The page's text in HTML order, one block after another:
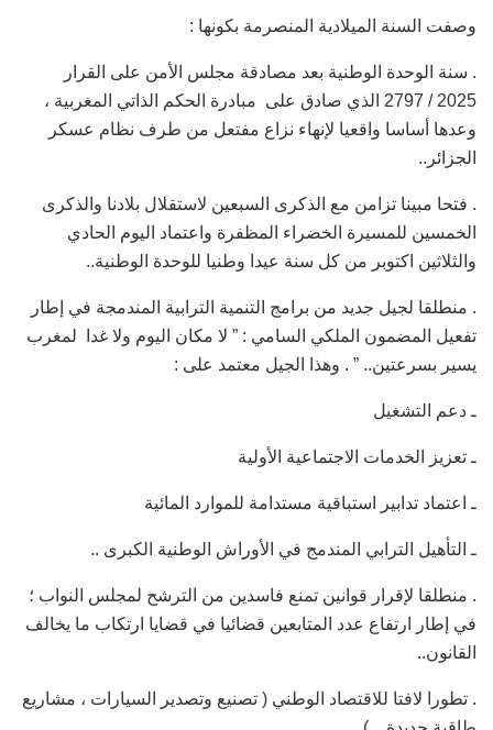
وصفت السنة الميلادية المنصرمة بكونها :
. سنة الوحدة الوطنية بعد مصادقة مجلس الأمن على القرار
2025 / 2797 الذي صادق على مبادرة الحكم الذاتي المغربية ،
وعدها أساسا واقعيا لإنهاء نزاع مفتعل من طرف نظام عسكر
الجزائر..
. فتحا مبينا تزامن مع الذكرى السبعين لاستقلال بلادنا والذكرى
الخمسين للمسيرة الخضراء المظفرة واعتماد اليوم الحادي
والثلاثين اكتوبر من كل سنة عيدا وطنيا للوحدة الوطنية..
. منطلقا لجيل جديد من برامج التنمية الترابية المندمجة في إطار
تفعيل المضمون الملكي السامي : ” لا مكان اليوم ولا غدا لمغرب
يسير بسرعتين.. ” . وهذا الجيل معتمد على :
ـ دعم التشغيل
ـ تعزيز الخدمات الاجتماعية الأولية
ـ اعتماد تدابير استباقية مستدامة للموارد المائية
ـ التأهيل الترابي المندمج في الأوراش الوطنية الكبرى ..
. منطلقا لإقرار قوانين تمنع فاسدين من الترشح لمجلس النواب ؛
في إطار ارتفاع عدد المتابعين قضائيا في قضايا ارتكاب ما يخالف
القانون..
. تطورا لافتا للاقتصاد الوطني ( تصنيع وتصدير السيارات ، مشاريع